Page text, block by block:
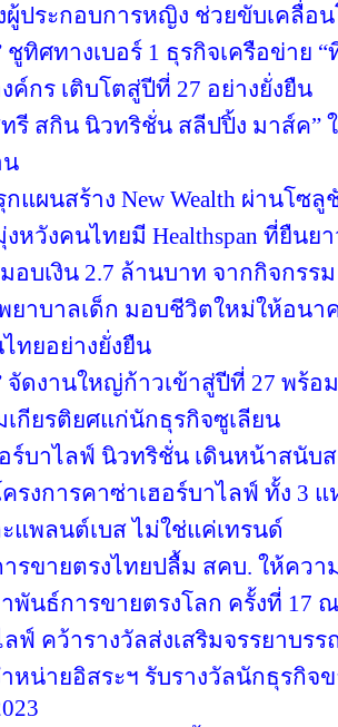
ผู้ประกอบการหญิง ช่วยขับเคลื่อ
ชูทิศทางเบอร์ 1 ธุรกิจเครือข่าย
ค์กร เติบโตสู่ปีที่ 27 อย่างยั่งยืน
รี สกิน นิวทริชั่น สลีปปิ้ง มาส์ค”
กแผนสร้าง New Wealth ผ่านโ
หวังคนไทยมี Healthspan ที่ยืนย
อบเงิน 2.7 ล้านบาท จากกิจกรร
ยาบาลเด็ก มอบชีวิตใหม่ให้อน
ทยอย่างยั่งยืน
จัดงานใหญ่ก้าวเข้าสู่ปีที่ 27 พร้
เกียรติยศแก่นักธุรกิจซูเลียน
ร์บาไลฟ์ นิวทริชั่น เดินหน้าสนับ
รงการคาซ่าเฮอร์บาไลฟ์ ทั้ง 3 แ
แพลนต์เบส ไม่ใช่แค่เทรนด์
รขายตรงไทยปลื้ม สคบ. ให้คว
พันธ์การขายตรงโลก ครั้งที่ 17
ลฟ์ คว้ารางวัลส่งเสริมจรรยาบร
หน่ายอิสระฯ รับรางวัลนักธุรกิจข